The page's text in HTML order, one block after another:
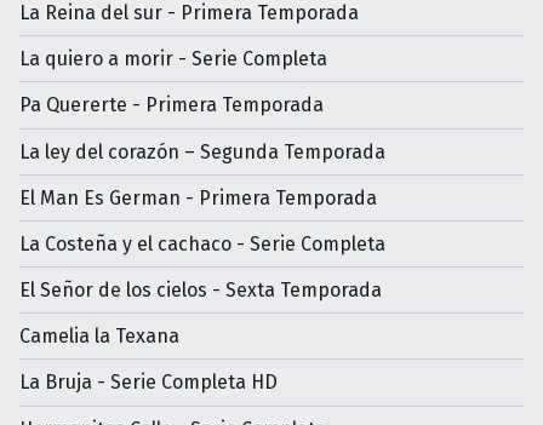
La Reina del sur - Primera Temporada
La quiero a morir - Serie Completa
Pa Quererte - Primera Temporada
La ley del corazón – Segunda Temporada
El Man Es German - Primera Temporada
La Costeña y el cachaco - Serie Completa
El Señor de los cielos - Sexta Temporada
Camelia la Texana
La Bruja - Serie Completa HD